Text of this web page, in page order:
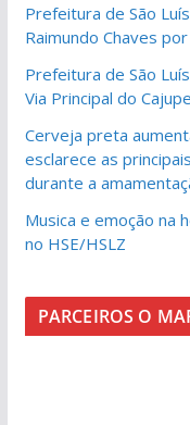
Prefeitura de São
Raimundo Chaves
Prefeitura de São
Via Principal do Cajupe
Cerveja preta
esclarece as
durante a
Musica e emoção na
no HSE/HSLZ
PARCEIROS O